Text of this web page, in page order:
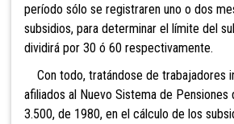
período sólo se registraren uno o dos
subsidios, para determinar el límite del
dividirá por 30 ó 60 respectivamente.
Con todo, tratándose de trabajadores
afiliados al Nuevo Sistema de Pensiones
3.500, de 1980, en el cálculo de los